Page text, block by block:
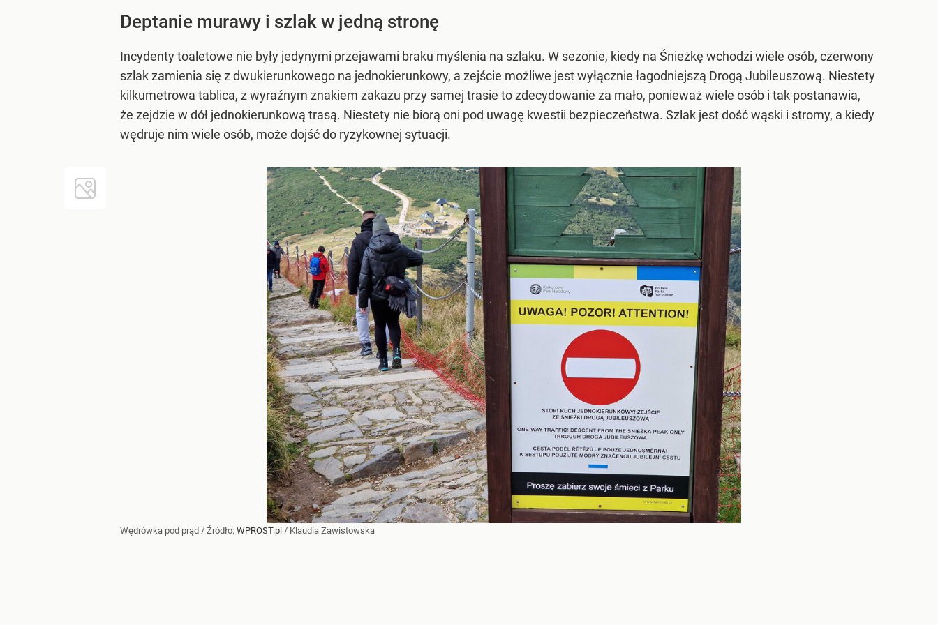
Deptanie murawy i szlak w jedną stronę
Incydenty toaletowe nie były jedynymi przejawami braku myślenia na szlaku. W sezonie, kiedy na Śnieżkę wchodzi wiele osób, czerwony
szlak zamienia się z dwukierunkowego na jednokierunkowy, a zejście możliwe jest wyłącznie łagodniejszą Drogą Jubileuszową. Niestety
kilkumetrowa tablica, z wyraźnym znakiem zakazu przy samej trasie to zdecydowanie za mało, ponieważ wiele osób i tak postanawia,
że zejdzie w dół jednokierunkową trasą. Niestety nie biorą oni pod uwagę kwestii bezpieczeństwa. Szlak jest dość wąski i stromy, a kiedy
wędruje nim wiele osób, może dojść do ryzykownej sytuacji.
Wędrówka pod prąd / Źródło: WPROST.pl / Klaudia Zawistowska